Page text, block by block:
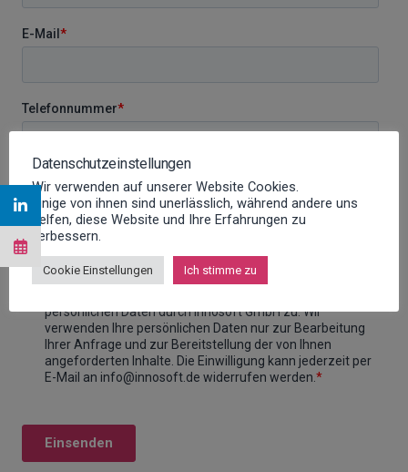
Datenschutzeinstellungen
Wir verwenden auf unserer Website Cookies.
Einige von ihnen sind unerlässlich, während andere uns
helfen, diese Website und Ihre Erfahrungen zu
verbessern.
Cookie Einstellungen Ich stimme zu